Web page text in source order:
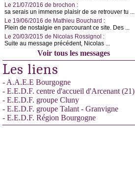
Le 21/07/2016 de brochon :
sa serais un immense plaisir de se retrouver tu ...
Le 19/06/2016 de Mathieu Bouchard :
Plein de nostalgie en parcourant ce site. Des ...
Le 20/03/2015 de Nicolas Rossignol :
Suite au message précédent, Nicolas ...
Voir tous les messages
Les liens
- A.A.E.E Bourgogne
- E.E.D.F. centre d'accueil d'Arcenant (21)
- E.E.D.F. groupe Cluny
- E.E.D.F. groupe Talant - Granvigne
- E.E.D.F. Région Bourgogne